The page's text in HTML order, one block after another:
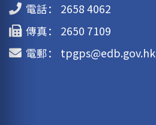
電話：
2658 4062
傳真：
2650 7109
電郵：
tpgps@edb.gov.hk